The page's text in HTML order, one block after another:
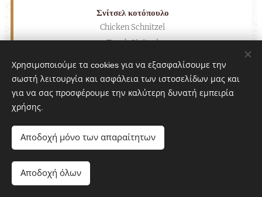
Σνίτσελ κοτόπουλο
Chicken Schnitzel
Tavuk Şinitzel
7.00€
Mature Lamb (per Kg)
Koyun Eti (Kg)
Χρησιμοποιούμε τα cookies για να εξασφαλίσουμε την
σωστή λειτουργία και ασφάλεια των ιστοσελίδων μας και
για να σας προσφέρουμε την καλύτερη δυνατή εμπειρία
χρήσης.
Αποδοχή μόνο των απαραίτητων
Αποδοχή όλων